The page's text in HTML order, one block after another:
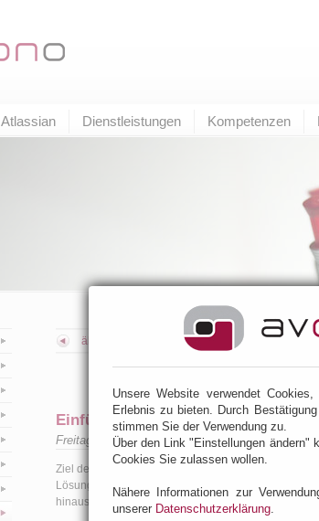
Atlassian Dienstleistungen Kompetenzen
älterer Eintrag zur
Einführung ITSM-Lösung - Jira
Freitag, 09. Oktober 2020 @ 11:16
Ziel des Kunden war im ersten Schritt die Ablösung
Lösung und im zweiten Schritt der Ausbau der
hinausgehende Unternehmensprozesse abzubilden.
Unsere Website verwendet
Erlebnis zu bieten. Durch
stimmen Sie der Verwendung zu.
Über den Link "Einstellungen ändern"
Cookies Sie zulassen wollen.
Nähere Informationen zur
unserer Datenschutzerklärung